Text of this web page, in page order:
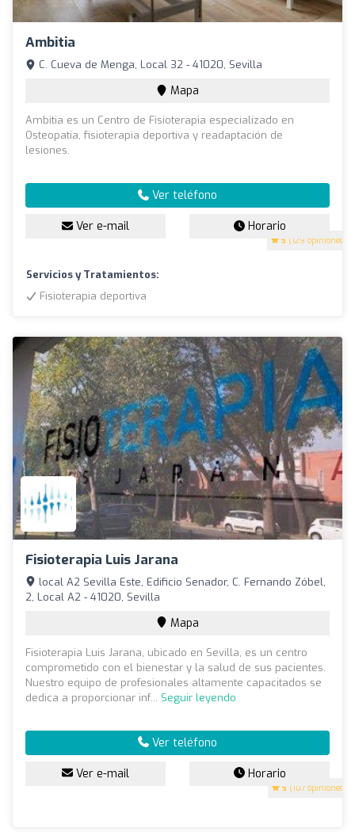
Ambitia
5 (129 opiniones)
C. Cueva de Menga, Local 32 - 41020, Sevilla
Mapa
Ambitia es un Centro de Fisioterapia especializado en
Osteopatía, fisioterapia deportiva y readaptación de
lesiones.
Ver teléfono
Ver e-mail Horario
Servicios y Tratamientos:
Fisioterapia deportiva
Fisioterapia Luis Jarana
5 (107 opiniones)
local A2 Sevilla Este, Edificio Senador, C. Fernando Zóbel,
2, Local A2 - 41020, Sevilla
Mapa
Fisioterapia Luis Jarana, ubicado en Sevilla, es un centro
comprometido con el bienestar y la salud de sus pacientes.
Nuestro equipo de profesionales altamente capacitados se
dedica a proporcionar inf... Seguir leyendo
Ver teléfono
Ver e-mail Horario